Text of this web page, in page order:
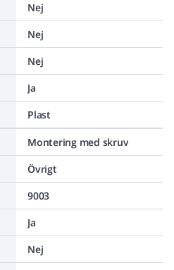
Nej
Nej
Nej
Ja
Plast
Montering med skruv
Övrigt
9003
Ja
Nej